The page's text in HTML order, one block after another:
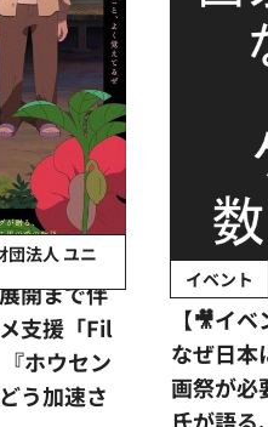
法人 ユニ
開まで伴
支援「Fil
ホウセン
う加速さ
イベント
【🎥イ
なぜ日本
画祭が必